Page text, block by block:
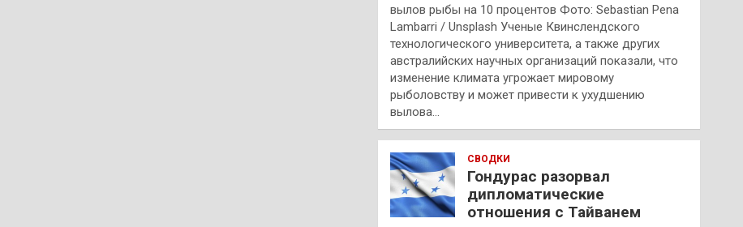
вылов рыбы на 10 процентов Фото: Sebastian Pena
Lambarri / Unsplash Ученые Квинслендского
технологического университета, а также других
австралийских научных организаций показали, что
изменение климата угрожает мировому
рыболовству и может привести к ухудшению
вылова…
СВОДКИ
Гондурас разорвал
дипломатические
отношения с Тайванем